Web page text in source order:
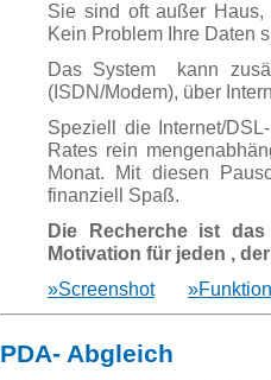
Sie sind oft außer
Kein Problem Ihre Daten
Das System kann
(ISDN/Modem), über
Speziell die Internet/
Rates rein
Monat. Mit diesen
finanziell Spaß.
Die Recherche ist
Motivation für jeden ,
»Screenshot
PDA- Abgleich